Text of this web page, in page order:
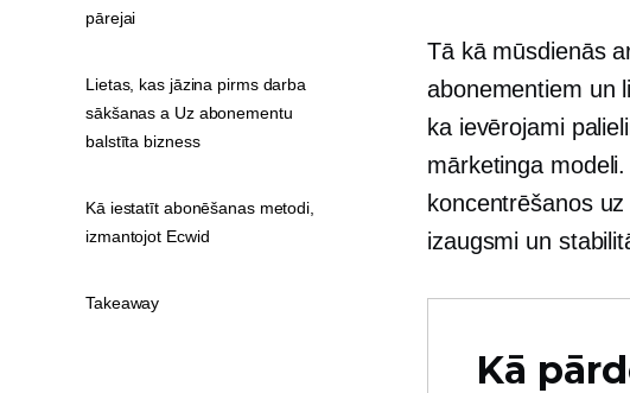
Tā kā mūsdienās
abonementiem un
ka ievērojami
mārketinga
koncentrēšanos
izaugsmi un
Kā
pārejai
Lietas, kas jāzina pirms darba
sākšanas a Uz abonementu
balstīta bizness
Kā iestatīt abonēšanas metodi,
izmantojot Ecwid
Takeaway